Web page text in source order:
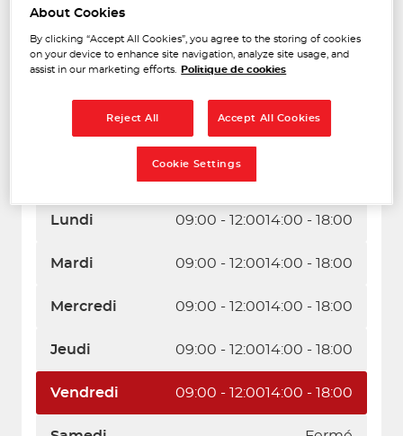
Lundi 09:00 - 12:0014:00 - 18:00
Mardi 09:00 - 12:0014:00 - 18:00
Mercredi 09:00 - 12:0014:00 - 18:00
Jeudi 09:00 - 12:0014:00 - 18:00
Vendredi 09:00 - 12:0014:00 - 18:00
Naviguer Itinéraire
About Cookies
By clicking “Accept All Cookies”, you agree to the storing of cookies
on your device to enhance site navigation, analyze site usage, and
assist in our marketing efforts.
Politique de cookies
Reject All Accept All Cookies
Cookie Settings